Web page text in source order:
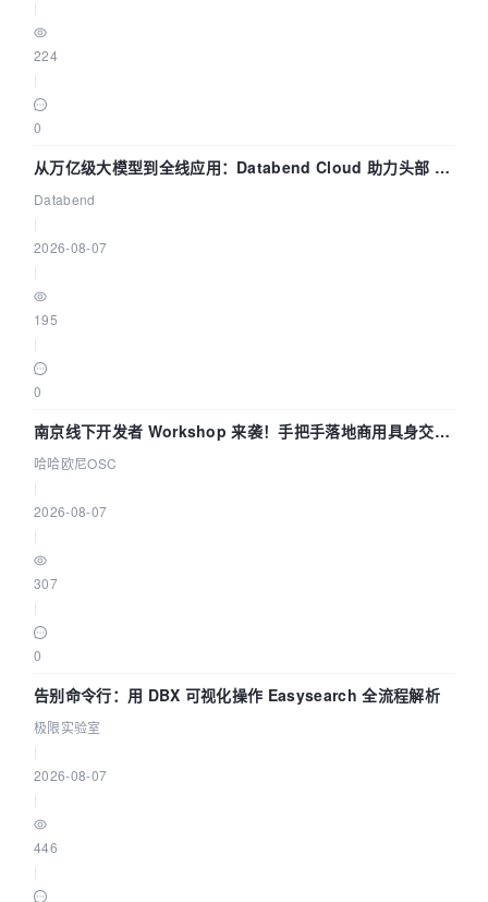
224
0
从万亿级大模型到全线应用：Databend Cloud 助力头部 AI
企业构建全链路 Trace 数据管道
Databend
2026-08-07
195
0
南京线下开发者 Workshop 来袭！手把手落地商用具身交互
智能 Agent 应用
哈哈欧尼OSC
2026-08-07
307
0
告别命令行：用 DBX 可视化操作 Easysearch 全流程解析
极限实验室
2026-08-07
446